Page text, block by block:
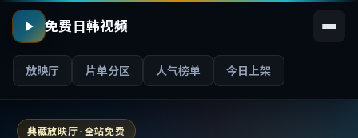
免费日韩视频
放映厅 片单分区 人气榜单 今日上架
典藏放映厅 · 全站免费